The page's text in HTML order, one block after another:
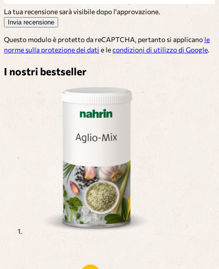
La tua recensione sarà visibile dopo l'approvazione.
Invia recensione
Questo modulo è protetto da reCAPTCHA, pertanto si applicano le
norme sulla protezione dei dati e lecondizioni di utilizzo di Google.
I nostri bestseller